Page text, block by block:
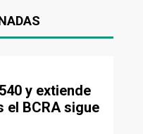
y extiende
el BCRA sigue